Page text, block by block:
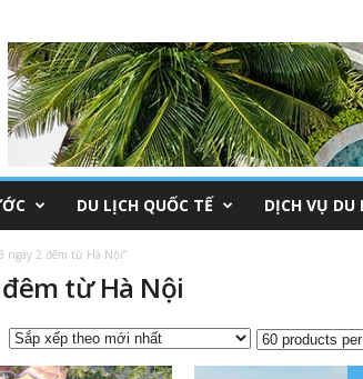
DU LỊCH QUỐC TẾ DỊCH VỤ DU
2 đêm từ Hà Nội”
từ Hà Nội